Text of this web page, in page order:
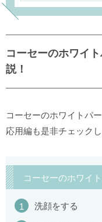
コーセーのホワイ
説！
コーセーのホワイトパ
応用編も是非チェック
コーセーのホワイ
洗顔をする